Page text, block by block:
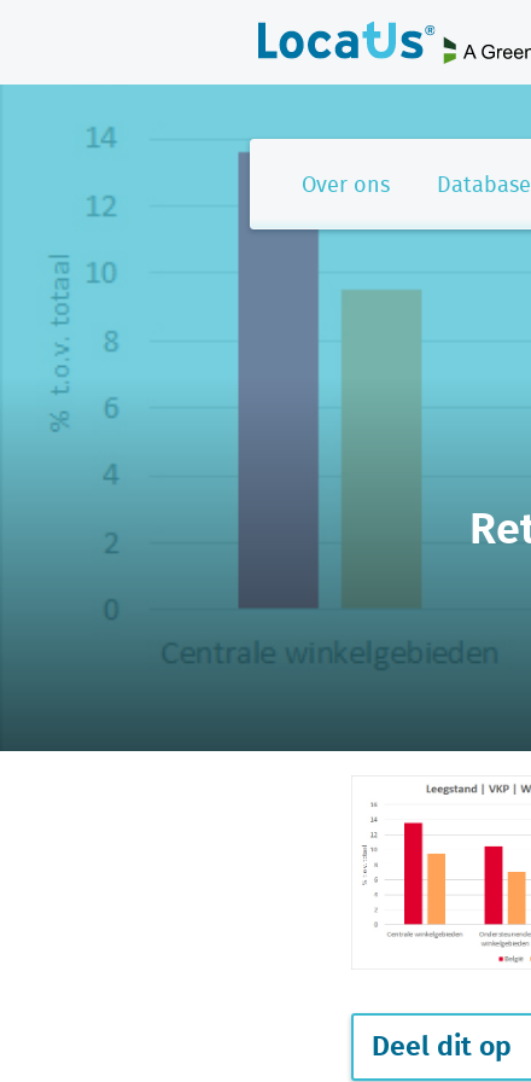
Over ons
Deel dit op